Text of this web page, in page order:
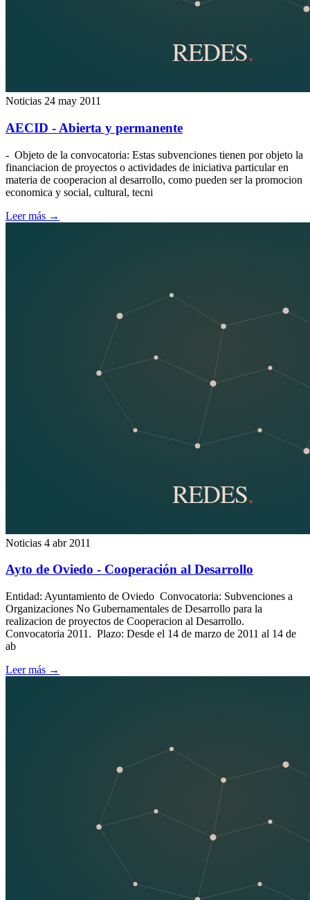
Noticias 24 may 2011
AECID - Abierta y permanente
- Objeto de la convocatoria: Estas subvenciones tienen por objeto la
financiacion de proyectos o actividades de iniciativa particular en
materia de cooperacion al desarrollo, como pueden ser la promocion
economica y social, cultural, tecni
Leer más →
Noticias 4 abr 2011
Ayto de Oviedo - Cooperación al Desarrollo
Entidad: Ayuntamiento de Oviedo Convocatoria: Subvenciones a
Organizaciones No Gubernamentales de Desarrollo para la
realizacion de proyectos de Cooperacion al Desarrollo.
Convocatoria 2011. Plazo: Desde el 14 de marzo de 2011 al 14 de
ab
Leer más →